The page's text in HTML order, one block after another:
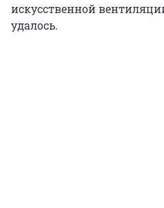
искусственной
удалось.